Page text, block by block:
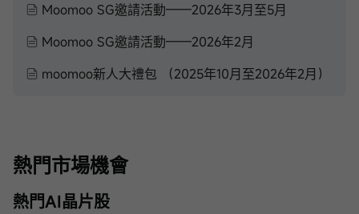
Moomoo SG邀請活動——2026年3月至5月
Moomoo SG邀請活動——2026年2月
moomoo新人大禮包 （2025年10月至2026年2月）
熱門市場機會
熱門AI晶片股